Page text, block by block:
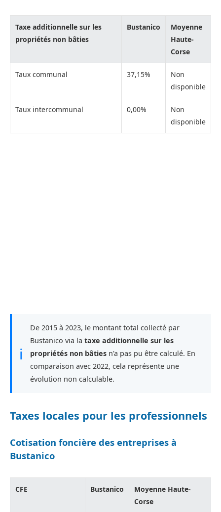
Taxe additionnelle sur les
propriétés non bâties
Bustanico
Moyenne
Haute-
Corse
Taux communal 37,15%
Non
disponible
Taux intercommunal 0,00%
Non
disponible
ℹ
De 2015 à 2023, le montant total collecté par
Bustanico via la taxe additionnelle sur les
propriétés non bâties n'a pas pu être calculé. En
comparaison avec 2022, cela représente une
évolution non calculable.
Taxes locales pour les professionnels
Cotisation foncière des entreprises à
Bustanico
CFE Bustanico
Moyenne Haute-
Corse